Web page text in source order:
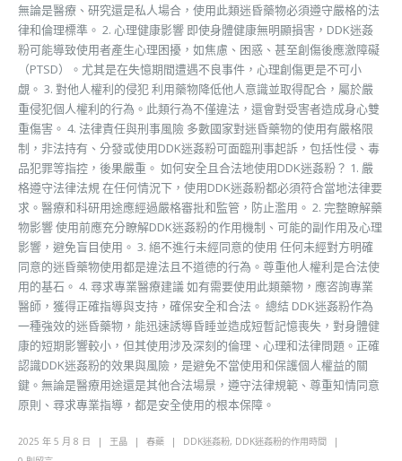
無論是醫療、研究還是私人場合，使用此類迷昏藥物必須遵守嚴格的法
律和倫理標準。 2. 心理健康影響 即使身體健康無明顯損害，DDK迷姦
粉可能導致使用者產生心理困擾，如焦慮、困惑、甚至創傷後應激障礙
（PTSD）。尤其是在失憶期間遭遇不良事件，心理創傷更是不可小
覷。 3. 對他人權利的侵犯 利用藥物降低他人意識並取得配合，屬於嚴
重侵犯個人權利的行為。此類行為不僅違法，還會對受害者造成身心雙
重傷害。 4. 法律責任與刑事風險 多數國家對迷昏藥物的使用有嚴格限
制，非法持有、分發或使用DDK迷姦粉可面臨刑事起訴，包括性侵、毒
品犯罪等指控，後果嚴重。 如何安全且合法地使用DDK迷姦粉？ 1. 嚴
格遵守法律法規 在任何情況下，使用DDK迷姦粉都必須符合當地法律要
求。醫療和科研用途應經過嚴格審批和監管，防止濫用。 2. 完整瞭解藥
物影響 使用前應充分瞭解DDK迷姦粉的作用機制、可能的副作用及心理
影響，避免盲目使用。 3. 絕不進行未經同意的使用 任何未經對方明確
同意的迷昏藥物使用都是違法且不道德的行為。尊重他人權利是合法使
用的基石。 4. 尋求專業醫療建議 如有需要使用此類藥物，應咨詢專業
醫師，獲得正確指導與支持，確保安全和合法。 總結 DDK迷姦粉作為
一種強效的迷昏藥物，能迅速誘導昏睡並造成短暫記憶喪失，對身體健
康的短期影響較小，但其使用涉及深刻的倫理、心理和法律問題。正確
認識DDK迷姦粉的效果與風險，是避免不當使用和保護個人權益的關
鍵。無論是醫療用途還是其他合法場景，遵守法律規範、尊重知情同意
原則、尋求專業指導，都是安全使用的根本保障。
2025 年 5 月 8 日 王晶 春藥 DDK迷姦粉, DDK迷姦粉的作用時間